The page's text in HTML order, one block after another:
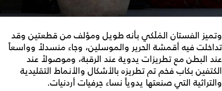
وتميز الفستان المَلَكي بأنه طويل ومؤلف من قطعتين وقد
تداخلت فيه أقمشة الحرير والموسلين، وجاء منسدلاً وواسعاً
عند البطن مع تطريزات يدوية عند الرقبة، وموصولاً عند
الكتفين بكاب فخم تم تطريزه بالأشكال والأنماط التقليدية
والتراثية التي صنعتها يدوياً نساء حِرفيات أردنيات.